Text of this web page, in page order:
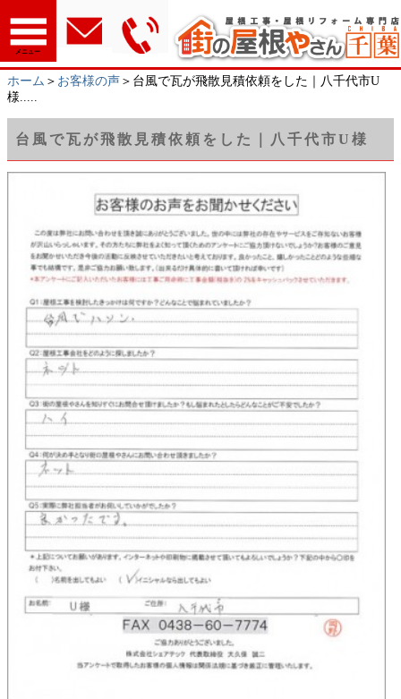
メニュー
ホーム ＞ お客様の声 ＞台風で瓦が飛散見積依頼をした｜八千代市U
様.....
台風で瓦が飛散見積依頼をした｜八千代市U様